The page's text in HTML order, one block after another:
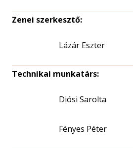
Zenei szerkesztő:
Lázár Eszter
Technikai munkatárs:
Diósi Sarolta
Fényes Péter